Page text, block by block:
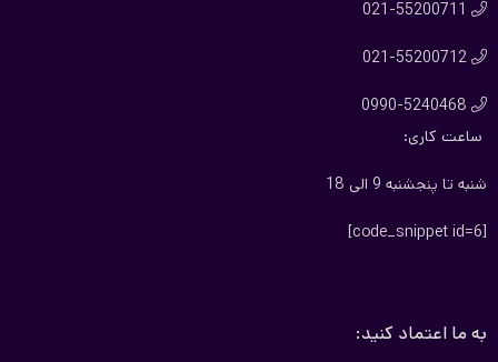

021-55200711

021-55200712

0990-5240468
ساعت کاری:
شنبه تا پنجشنبه 9 الی 18
[code_snippet id=6]
به ما اعتماد کنید: